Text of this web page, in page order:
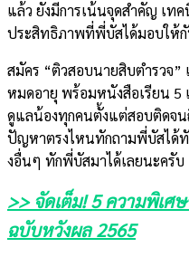
แล้ว ยังมีการเน้นจุดสำคัญ เท
ประสิทธิภาพที่พี่บัสได้มอบให้
สมัคร “ติวสอบนายสิบตำรวจ”
หมดอายุ พร้อมหนังสือเรียน 5
ดูแลน้องทุกคนตั้งแต่สอบติดจน
ปัญหาตรงไหนทักถามพี่บัสได้
งอื่นๆ ทักพี่บัสมาได้เลยนะครับ
>> จัดเต็ม! 5 ความพิเศ
ฉบับหวังผล 2565